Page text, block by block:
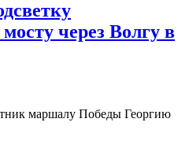
через Волгу в